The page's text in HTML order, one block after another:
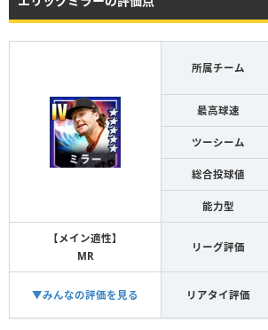
所属チーム
最高球速
ツーシーム
総合投球値
能力型
【メイン適性】
MR
リーグ評価
▼みんなの評価を見る リアタイ評価